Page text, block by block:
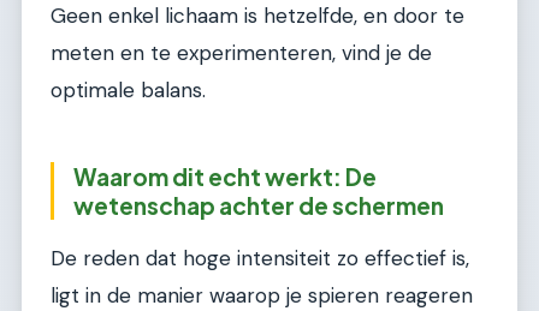
Geen enkel lichaam is hetzelfde, en door te
meten en te experimenteren, vind je de
optimale balans.
Waarom dit echt werkt: De
wetenschap achter de schermen
De reden dat hoge intensiteit zo effectief is,
ligt in de manier waarop je spieren reageren